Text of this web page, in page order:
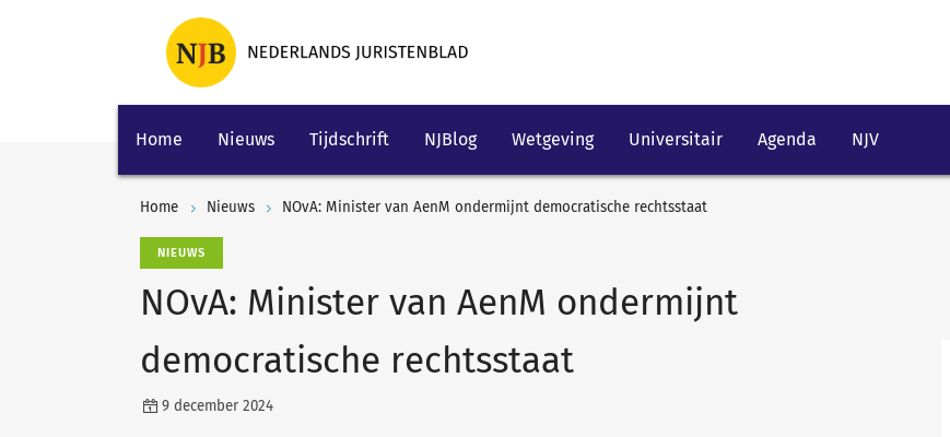
Home Nieuws Tijdschrift NJBlog Wetgeving Universitair Agenda NJV
Home Nieuws NOvA: Minister van AenM ondermijnt democratische rechtsstaat
NIEUWS
NOvA: Minister van AenM ondermijnt
democratische rechtsstaat
9 december 2024